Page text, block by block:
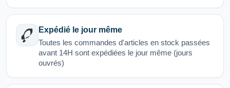
Expédié le jour même
Toutes les commandes d'articles en stock passées
avant 14H sont expédiées le jour même (jours
ouvrés)